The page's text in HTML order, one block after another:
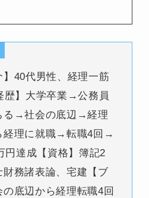
】40代男性、経理一筋
歴】大学卒業→公務員
る→社会の底辺→経理
経理に就職→転職4回→
円達成【資格】簿記2
財務諸表論、宅建【ブ
の底辺から経理転職4回